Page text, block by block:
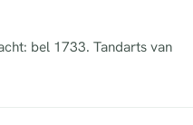
bel 1733. Tandarts van